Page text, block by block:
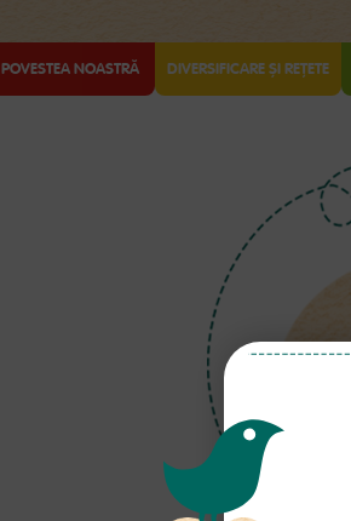
POVESTEA NOASTRĂ DIVERSIFICARE ȘI REȚETE